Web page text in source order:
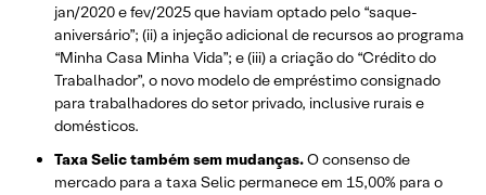
jan/2020 e fev/2025 que haviam optado pelo “saque-
aniversário”; (ii) a injeção adicional de recursos ao programa
“Minha Casa Minha Vida”; e (iii) a criação do “Crédito do
Trabalhador”, o novo modelo de empréstimo consignado
para trabalhadores do setor privado, inclusive rurais e
domésticos.
Taxa Selic também sem mudanças.O consenso de
mercado para a taxa Selic permanece em 15,00% para o